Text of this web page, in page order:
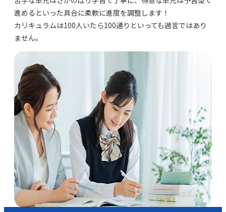
進めるといった具合に柔軟に進度を調整します！
カリキュラムは100人いたら100通りといっても過言ではあり
ません。